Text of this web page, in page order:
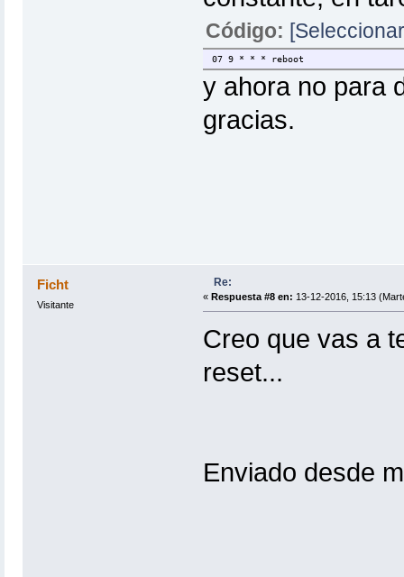
Código:
07 9 * * * reboot
y ahora no para
gracias.
Ficht
Visitante
Re:
« Respuesta #8 en: 13-12-2016, 15:13
Creo que vas a
reset...
Enviado desde